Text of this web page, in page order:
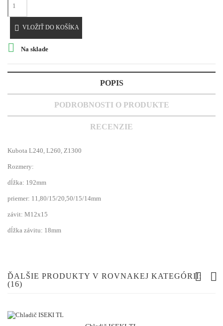
 VLOŽIŤ DO KOŠÍKA
 Na sklade
POPIS
PODROBNOSTI O PRODUKTE
RECENZIE
Kubota L240, L260, Z1300
Rozmery:
dĺžka: 192mm
priemer: 11,80/15/20,50/15/14mm
závit: M12x15
dĺžka závitu: 18mm
ĎALŠIE PRODUKTY V ROVNAKEJ KATEGÓRII:
(16)